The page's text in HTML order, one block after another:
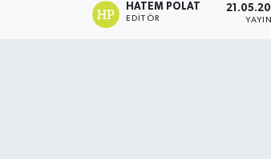
HATEM POLAT
EDITÖR
Son Dakika Haberleri